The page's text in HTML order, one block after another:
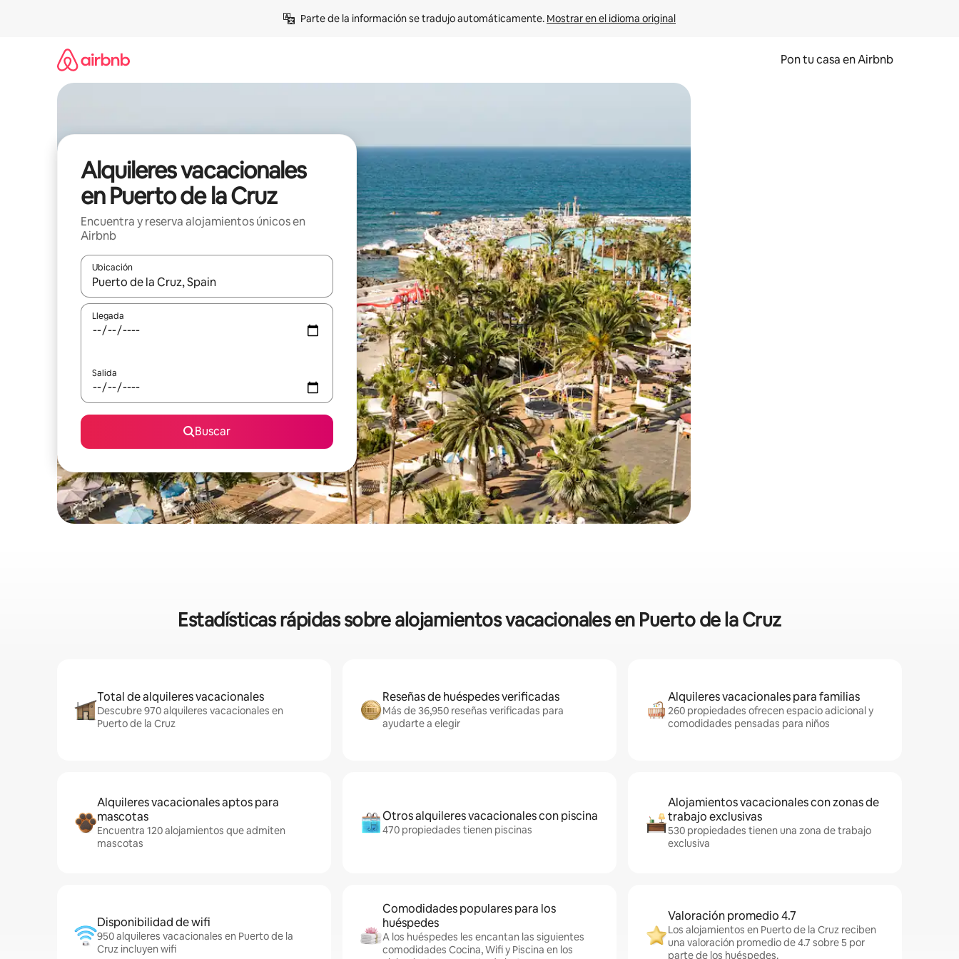
Parte de la información se tradujo automáticamente. Mostrar en el idioma original
Pon tu casa en Airbnb
Alquileres vacacionales
en Puerto de la Cruz
Encuentra y reserva alojamientos únicos en
Airbnb
Ubicación
Cuando los resultados estén disponibles, navega con las teclas de flecha hacia arriba y hacia abajo o explora con el tacto o desliza el dedo.
Llegada
Salida
Buscar
Estadísticas rápidas sobre alojamientos vacacionales en Puerto de la Cruz
Total de alquileres vacacionales
Descubre 970 alquileres vacacionales en
Puerto de la Cruz
Reseñas de huéspedes verificadas
Más de 36,950 reseñas verificadas para
ayudarte a elegir
Alquileres vacacionales para familias
260 propiedades ofrecen espacio adicional y
comodidades pensadas para niños
Alquileres vacacionales aptos para
mascotas
Encuentra 120 alojamientos que admiten
mascotas
Otros alquileres vacacionales con piscina
470 propiedades tienen piscinas
Alojamientos vacacionales con zonas de
trabajo exclusivas
530 propiedades tienen una zona de trabajo
exclusiva
Disponibilidad de wifi
950 alquileres vacacionales en Puerto de la
Cruz incluyen wifi
Comodidades populares para los
huéspedes
A los huéspedes les encantan las siguientes
comodidades Cocina, Wifi y Piscina en los
Valoración promedio 4.7
Los alojamientos en Puerto de la Cruz reciben
una valoración promedio de 4.7 sobre 5 por
parte de los huéspedes.